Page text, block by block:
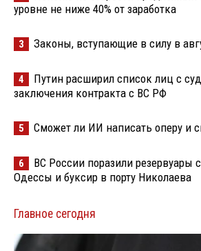
уровне не ниже 40% от заработка
3 Законы, вступающие в силу в
4
Путин расширил список лиц с
заключения контракта с ВС РФ
5 Сможет ли ИИ написать оперу и
6
ВС России поразили резервуары
Одессы и буксир в порту Николаева
Главное сегодня